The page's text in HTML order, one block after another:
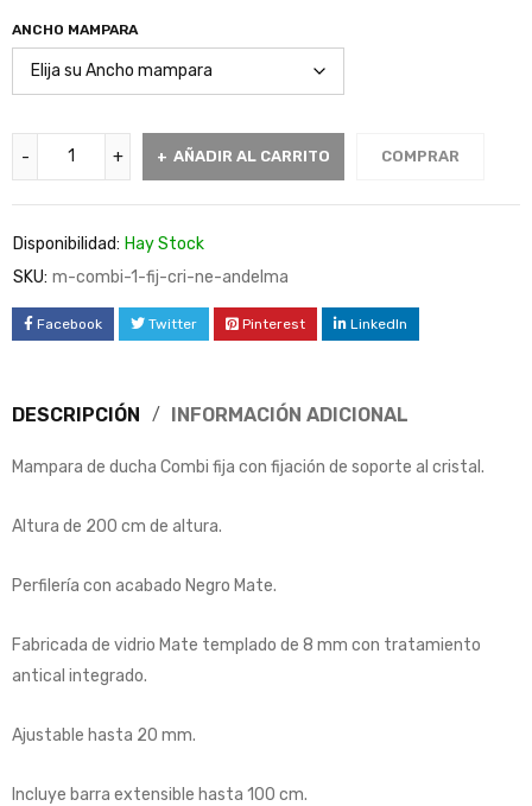
ANCHO MAMPARA
AÑADIR AL CARRITO COMPRAR
Disponibilidad: Hay Stock
SKU: m-combi-1-fij-cri-ne-andelma
Facebook Twitter Pinterest LinkedIn
DESCRIPCIÓN INFORMACIÓN ADICIONAL
Mampara de ducha Combi fija con fijación de soporte al cristal.
Altura de 200 cm de altura.
Perfilería con acabado Negro Mate.
Fabricada de vidrio Mate templado de 8 mm con tratamiento
antical integrado.
Ajustable hasta 20 mm.
Incluye barra extensible hasta 100 cm.